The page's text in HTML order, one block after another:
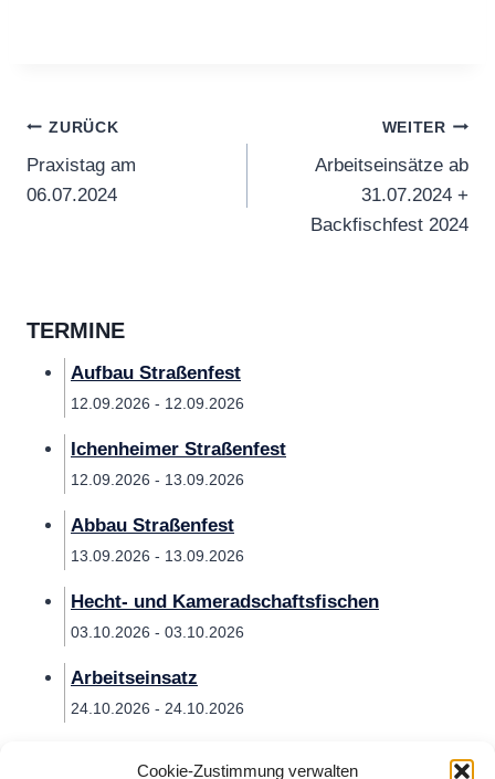
Cookie-Zustimmung verwalten
Beitragsnavigation
ZURÜCK
Praxistag am
06.07.2024
WEITER
Arbeitseinsätze ab
31.07.2024 +
Backfischfest 2024
TERMINE
Aufbau Straßenfest
12.09.2026 - 12.09.2026
Ichenheimer Straßenfest
12.09.2026 - 13.09.2026
Abbau Straßenfest
13.09.2026 - 13.09.2026
Hecht- und Kameradschaftsfischen
03.10.2026 - 03.10.2026
Arbeitseinsatz
24.10.2026 - 24.10.2026